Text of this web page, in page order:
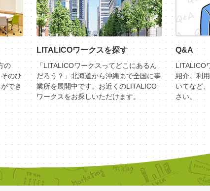
の
のひ
でき
LITALICOワークスを探す
「LITALICOワークスってどこにあるん
だろう？」北海道から沖縄まで全国に事
業所を展開中です。お近くのLITALICO
ワークスをお探しいただけます。
Q&A
LITALICO
紹介。利
いてなど
さい。